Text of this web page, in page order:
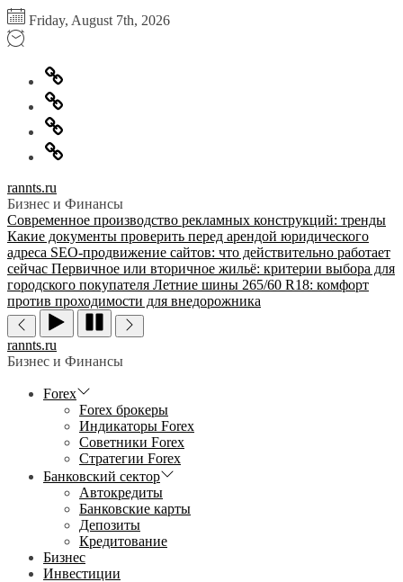
Перейти
к
содержимому
Friday, August 7th, 2026
Главная
Информация
для
правообладателей
Обратная
связь
Политика
конфиденциальности
rannts.ru
Бизнес и Финансы
Современное производство рекламных конструкций: тренды
Какие документы проверить перед арендой юридического
адреса SEO-продвижение сайтов: что действительно работает
сейчас Первичное или вторичное жильё: критерии выбора для
городского покупателя Летние шины 265/60 R18: комфорт
против проходимости для внедорожника
rannts.ru
Бизнес и Финансы
Forex
Forex брокеры
Индикаторы Forex
Советники Forex
Стратегии Forex
Банковский сектор
Автокредиты
Банковские карты
Депозиты
Кредитование
Бизнес
Инвестиции